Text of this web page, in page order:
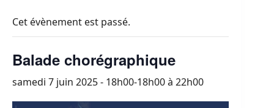
Cet évènement est passé.
Balade chorégraphique
samedi 7 juin 2025 - 18h00-18h00à 22h00